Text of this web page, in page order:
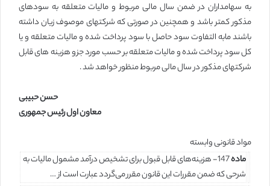
به سهامداران در ضمن سال مالی مربوط و مالیات متعلقه به سودهای
مذکور کمتر باشد و همچنین در صورتی که شرکتهای موصوف زیان داشته
باشند مابه التفاوت سود حاصل با سود پرداخت شده و مالیات متعلقه و یا
کل سود پرداخت شده و مالیات متعلقه بر حسب مورد جزو هزینه های قابل
شرکتهای مذکور در سال مالی مربوط منظور خواهد شد .
حسن حبیبی
معاون اول رئیس جمهوری
مواد قانونی وابسته
ماده
147- هزینه‌های قابل قبول برای تشخیص درآمد مشمول مالیات به
شرحی که ضمن مقررات این قانون مقرر می‌گردد عبارت است از‌ …